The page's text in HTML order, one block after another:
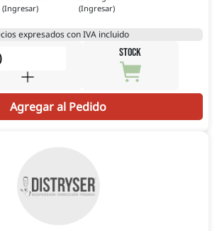
(Ingresar)
(Ingresar)
expresados con IVA incluido
STOCK
Agregar al Pedido